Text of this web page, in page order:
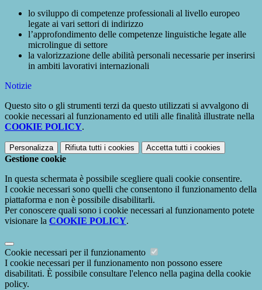
lo sviluppo di competenze professionali al livello europeo
legate ai vari settori di indirizzo
l’approfondimento delle competenze linguistiche legate alle
microlingue di settore
la valorizzazione delle abilità personali necessarie per inserirsi
in ambiti lavorativi internazionali
Notizie
Questo sito o gli strumenti terzi da questo utilizzati si avvalgono di
cookie necessari al funzionamento ed utili alle finalità illustrate nella
COOKIE POLICY.
Personalizza Rifiuta tutti i cookies Accetta tutti i cookies
Gestione cookie
In questa schermata è possibile scegliere quali cookie consentire.
I cookie necessari sono quelli che consentono il funzionamento della
piattaforma e non è possibile disabilitarli.
Per conoscere quali sono i cookie necessari al funzionamento potete
visionare la COOKIE POLICY.
Cookie necessari per il funzionamento
I cookie necessari per il funzionamento non possono essere
disabilitati. È possibile consultare l'elenco nella pagina della cookie
policy.